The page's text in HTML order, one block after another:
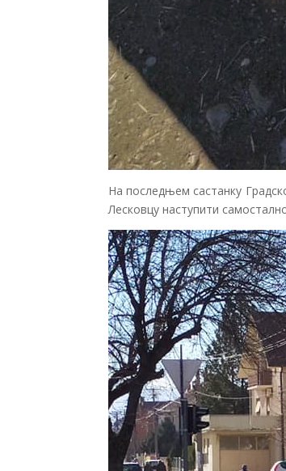
На последњем састанку
Лесковцу наступити